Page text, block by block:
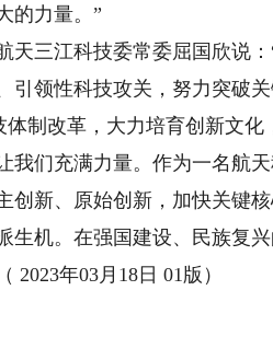
的力量。”
三江科技委常委屈国欣说：
引领性科技攻关，努力突破
体制改革，大力培育创新文
我们充满力量。作为一名航
创新、原始创新，加快关键
机。在强国建设、民族复兴
年03月18日 01版）